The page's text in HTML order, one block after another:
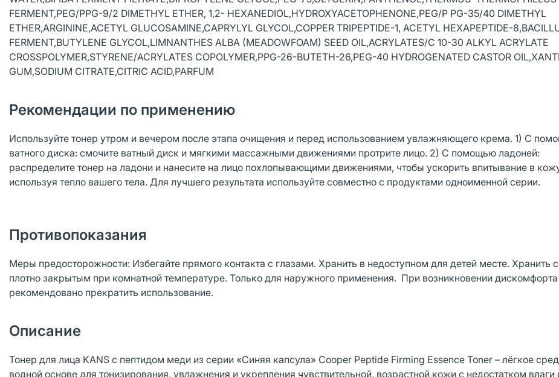
FERMENT,PEG/PPG-9/2 DIMETHYL ETHER, 1,2- HEXANEDIOL,HYDROXYACETOPHENONE,PEG/P PG-35/40 DIMETHYL
ETHER,ARGININE,ACETYL GLUCOSAMINE,CAPRYLYL GLYCOL,COPPER TRIPEPTIDE-1, ACETYL HEXAPEPTIDE-
FERMENT,BUTYLENE GLYCOL,LIMNANTHES ALBA (MEADOWFOAM) SEED OIL,ACRYLATES/C 10-30 ALKYL ACRYLATE
CROSSPOLYMER,STYRENE/ACRYLATES COPOLYMER,PPG-26-BUTETH-26,PEG-40 HYDROGENATED CASTOR
GUM,SODIUM CITRATE,CITRIC ACID,PARFUM
Рекомендации по применению
Используйте тонер утром и вечером после этапа очищения и перед использованием увлажняющего крема. 1) С
ватного диска: смочите ватный диск и мягкими массажными движениями протрите лицо. 2) С помощью ладоней:
распределите тонер на ладони и нанесите на лицо похлопывающими движениями, чтобы ускорить впитывание в
используя тепло вашего тела. Для лучшего результата используйте совместно с продуктами одноименной серии.
Противопоказания
Меры предосторожности: Избегайте прямого контакта с глазами. Хранить в недоступном для детей месте. Хранить
плотно закрытым при комнатной температуре. Только для наружного применения. При возникновении дискомфорта
рекомендовано прекратить использование.
Описание
Тонер для лица KANS с пептидом меди из серии «Синяя капсула» Cooper Peptide Firming Essence Toner – лёгкое
водной основе для тонизирования, увлажнения и укрепления чувствительной, возрастной кожи с недостатком влаги